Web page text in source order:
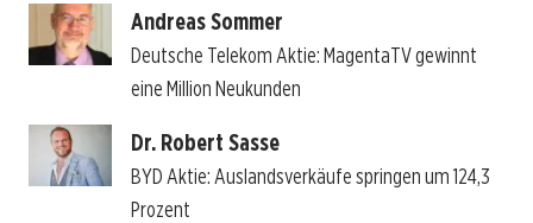
Andreas Sommer
Deutsche Telekom Aktie: MagentaTV gewinnt
eine Million Neukunden
Dr. Robert Sasse
BYD Aktie: Auslandsverkäufe springen um 124,3
Prozent